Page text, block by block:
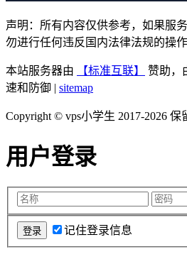
声明：所有内容仅供参考，如果服
勿进行任何违反国内法律法规的操作
本站服务器由 【标准互联】 赞助，
速和防御 | sitemap
Copyright © vps小学生 2017-2026 保
用户登录
记住登录信息